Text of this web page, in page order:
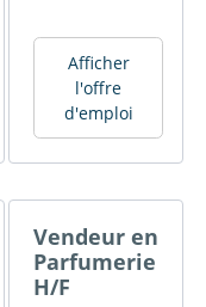
Afficher
l'offre
d'emploi
Vendeur en
Parfumerie
H/F